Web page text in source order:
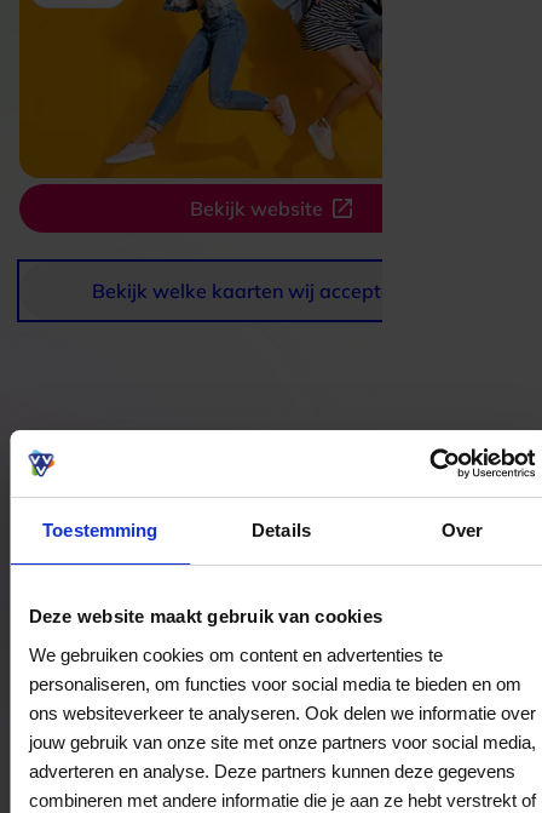
Toestemming Details Over
Deze website maakt gebruik van cookies
We gebruiken cookies om content en advertenties te
personaliseren, om functies voor social media te bieden en om
ons websiteverkeer te analyseren. Ook delen we informatie over
jouw gebruik van onze site met onze partners voor social media,
adverteren en analyse. Deze partners kunnen deze gegevens
combineren met andere informatie die je aan ze hebt verstrekt of
Bekijk website
Bekijk welke kaarten wij accepteren
Bestedingslocaties
Chase Concept Store
Deltapromenade 305
2554BX 's-Gravenhage
Veelgestelde Vragen